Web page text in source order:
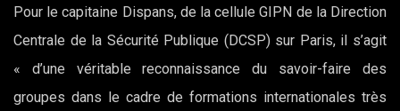
Pour le capitaine Dispans, de la cellule GIPN de la Direction
Centrale de la Sécurité Publique (DCSP) sur Paris, il s’agit
« d’une véritable reconnaissance du savoir-faire des
groupes dans le cadre de formations internationales très